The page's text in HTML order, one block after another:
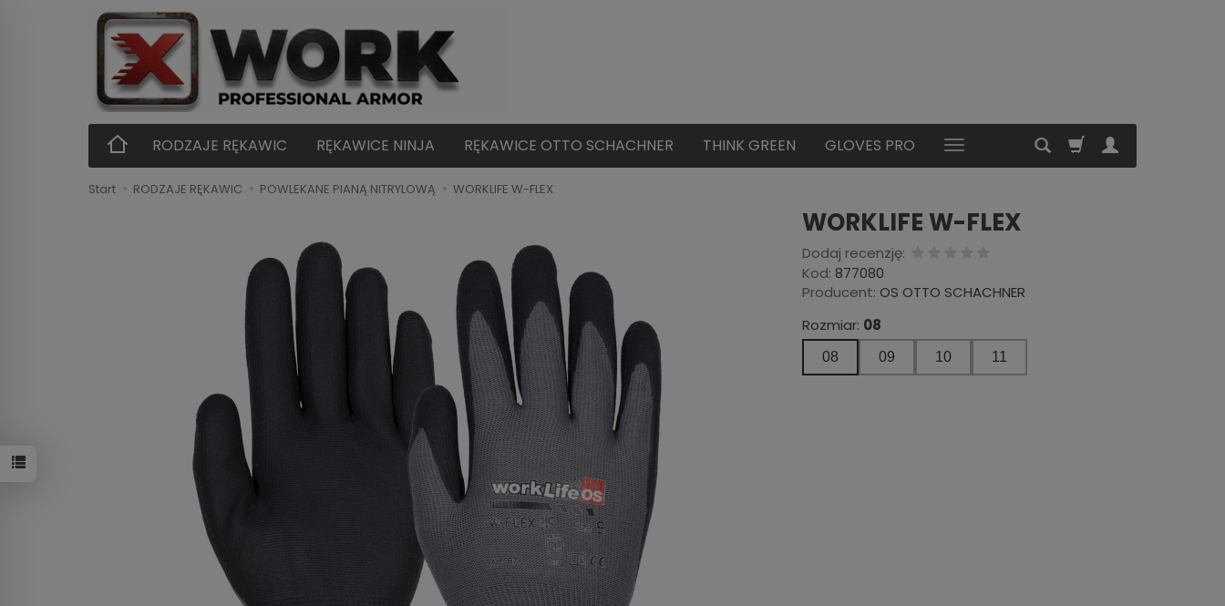
RODZAJE RĘKAWIC RĘKAWICE NINJA RĘKAWICE OTTO SCHACHNER THINK GREEN GLOVES PRO
Start RODZAJE RĘKAWIC POWLEKANE PIANĄ NITRYLOWĄ WORKLIFE W-FLEX
WORKLIFE W-FLEX
Dodaj recenzję:
Kod: 877080
Producent: OS OTTO SCHACHNER
Rozmiar: 08
08 09 10 11